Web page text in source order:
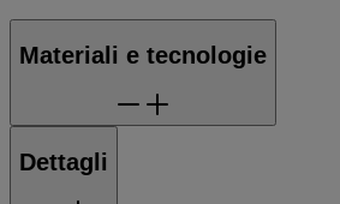
Materiali e tecnologie
Dettagli